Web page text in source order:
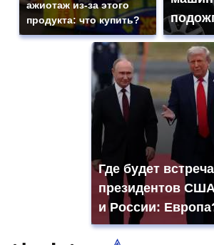
ажиотаж из-за этого
продукта: что купить?
Где будет встреча
президентов
и России: